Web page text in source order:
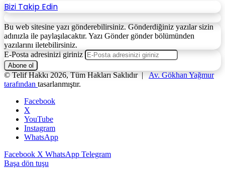
Bizi Takip Edin
Bu web sitesine yazı gönderebilirsiniz. Gönderdiğiniz yazılar sizin
adınızla ile paylaşılacaktır. Yazı Gönder gönder bölümünden
yazılarını iletebilirsiniz.
E-Posta adresinizi giriniz
© Telif Hakkı 2026, Tüm Hakları Saklıdır |Av. Gökhan Yağmur
tarafından tasarlanmıştır.
Facebook
X
YouTube
Instagram
WhatsApp
Facebook X WhatsApp Telegram
Başa dön tuşu